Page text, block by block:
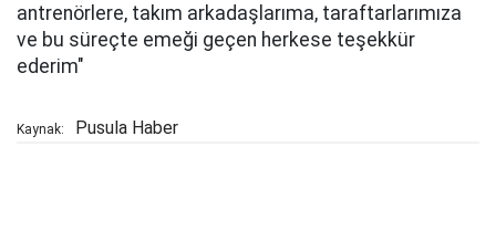
antrenörlere, takım arkadaşlarıma, taraftarlarımıza
ve bu süreçte emeği geçen herkese teşekkür
ederim"
Kaynak: Pusula Haber